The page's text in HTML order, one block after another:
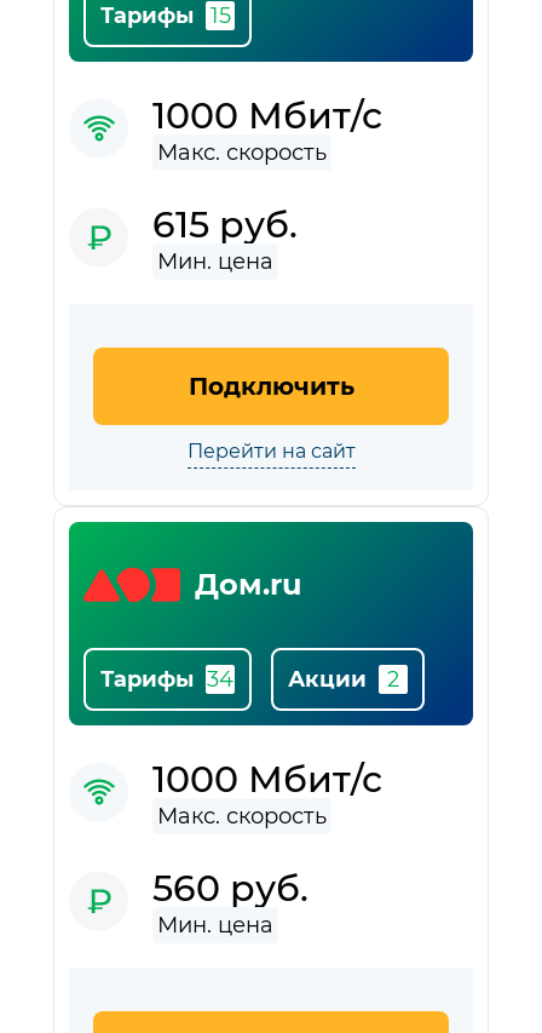
Дом.ru
Тарифы Акции
1000 Мбит/с
560 руб.
Тарифы
1000 Мбит/с
615 руб.
Подключить
Перейти на сайт